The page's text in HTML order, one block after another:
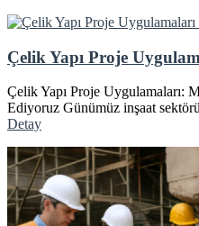
Çelik Yapı Proje
Çelik Yapı Proje Uygulamaları:
Ediyoruz Günümüz inşaat
Detay